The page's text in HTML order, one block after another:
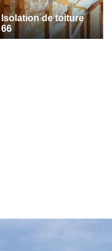
Isolation de toiture
66